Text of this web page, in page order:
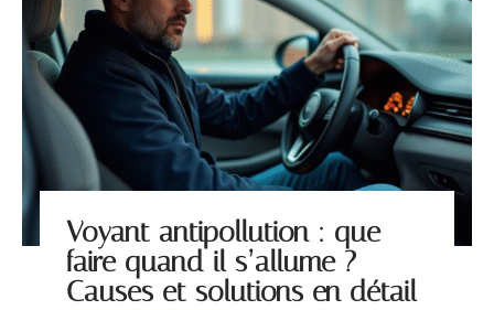
Voyant antipollution : que
faire quand il s’allume ?
Causes et solutions en détail